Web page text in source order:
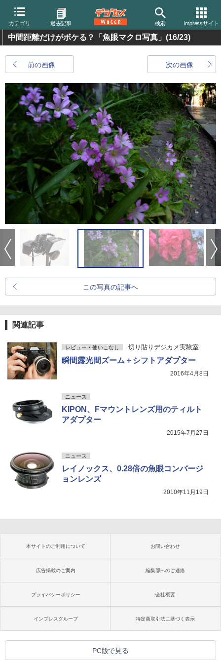
カテゴリ 過去記事 検索 Impressサイト
中間距離だけがボケる？「魚眼マクロ写真」 (16/23)
前の画像 次の画像
この写真の記事へ
関連記事
レビュー・使いこなし 切り貼りデジカメ実験室
瞬間露光間ズーム＋シフトアダプター
2016年4月8日
ニュース
KIPON、Fマウントレンズ用のティルト
アダプター
2015年7月27日
ニュース
レイノックス、0.28倍の魚眼コンバージ
ョンレンズ
2010年11月19日
本サイトのご利用について お問い合わせ
広告掲載のご案内 編集部へのご連絡
プライバシーポリシー 会社概要
インプレスグループ 特定商取引法に基づく表示
PC版で見る